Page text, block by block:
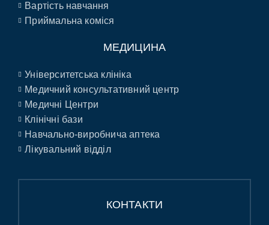
Вартість навчання
Приймальна коміся
МЕДИЦИНА
Університетська клініка
Медичний консультативний центр
Медичні Центри
Клінічні бази
Навчально-виробнича аптека
Лікувальний відділ
КОНТАКТИ